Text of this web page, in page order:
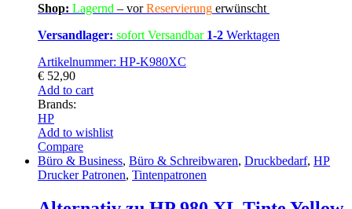
Shop: Lagernd – vorReservierung erwünscht
Versandlager: sofort Versandbar 1-2 Werktagen
Artikelnummer: HP-K980XC
€ 52,90
Add to cart
Brands:
HP
Add to wishlist
Compare
Büro & Business, Büro & Schreibwaren, Druckbedarf, HP
Drucker Patronen, Tintenpatronen